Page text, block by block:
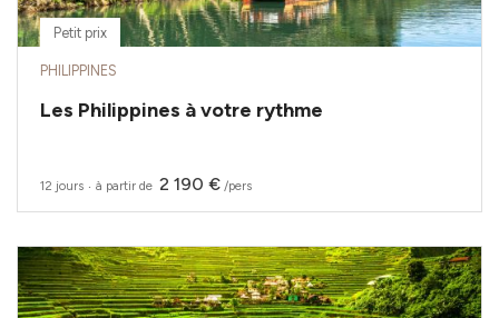
Petit prix
PHILIPPINES
Les Philippines à votre rythme
12 jours ‧ à partir de 2 190 € /pers